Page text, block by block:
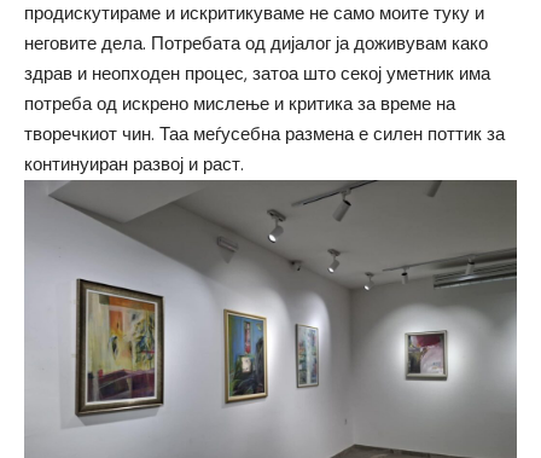
продискутираме и искритикуваме не само моите туку и
неговите дела. Потребата од дијалог ја доживувам како
здрав и неопходен процес, затоа што секој уметник има
потреба од искрено мислење и критика за време на
творечкиот чин. Таа меѓусебна размена е силен поттик за
континуиран развој и раст.